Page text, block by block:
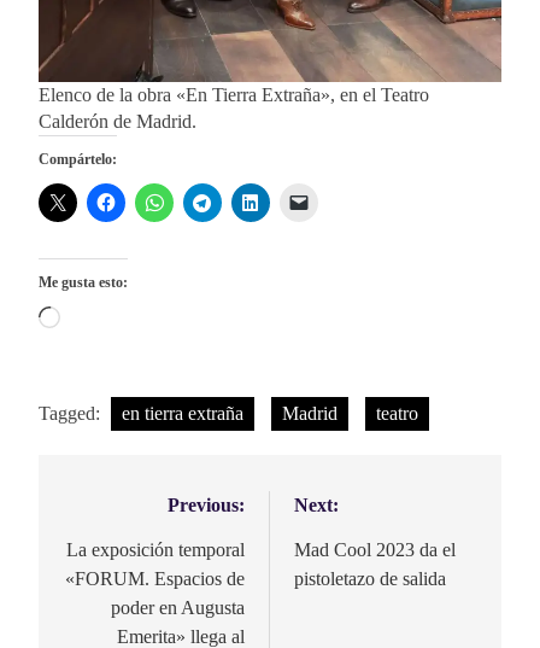
Elenco de la obra «En Tierra Extraña», en el Teatro
Calderón de Madrid.
Compártelo:
Me gusta esto:
Cargando...
Tagged: en tierra extraña Madrid teatro
Navegación
de
entradas
Previous:
La exposición temporal
«FORUM. Espacios de
poder en Augusta
Emerita» llega al
Next:
Mad Cool 2023 da el
pistoletazo de salida